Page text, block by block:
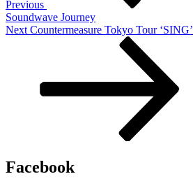
ー
Previous
Soundwave Journey
Next
Next Countermeasure Tokyo Tour ‘SING’
Facebook